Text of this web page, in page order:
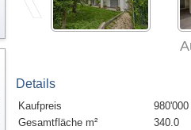
Details
Kaufpreis
980'000
Gesamtfläche m²
340.0